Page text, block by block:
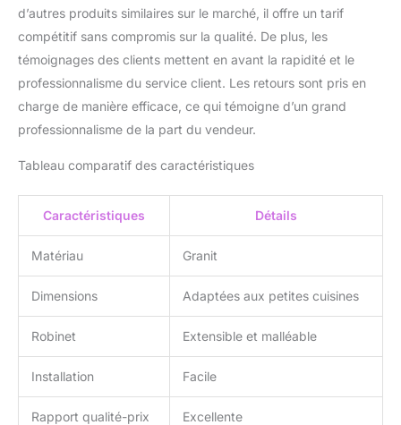
percé pour le robinet
ainsi que de 2 trous pré-
fraisés, permettant
d’accessoires tels qu’un
distributeur de liquide ou
un bouton de vidage
pouvez les placer selon
vos besoins. Ces
accessoires intégrés
améliorent le confort
d’utilisation et optimisent
la fonctionnalité de votre
évier au quotidien.
INCLUS: Évier en granit
Riga 40, Kit d'évacuation
complet (siphon de
encombrant, trop-plein,
d’autres produits similaires sur le marché, il offre un tarif
compétitif sans compromis sur la qualité. De plus, les
témoignages des clients mettent en avant la rapidité et le
professionnalisme du service client. Les retours sont pris en
charge de manière efficace, ce qui témoigne d’un grand
professionnalisme de la part du vendeur.
Tableau comparatif des caractéristiques
Caractéristiques Détails
Matériau Granit
Dimensions Adaptées aux petites cuisines
Robinet Extensible et malléable
Installation Facile
Rapport qualité-prix Excellente